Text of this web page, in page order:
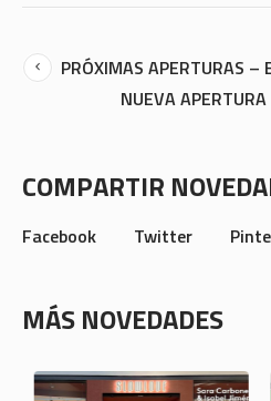
PRÓXIMAS APERTURAS –
NUEVA
COMPARTIR
Facebook Twitter
MÁS NOVEDADES